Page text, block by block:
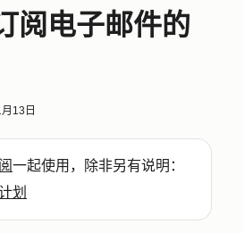
阅电子邮件的
13日
一起使用，除非另有说明：
划